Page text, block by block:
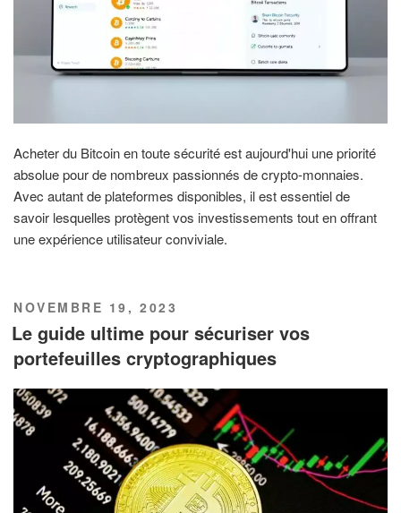
Acheter du Bitcoin en toute sécurité est aujourd'hui une priorité
absolue pour de nombreux passionnés de crypto-monnaies.
Avec autant de plateformes disponibles, il est essentiel de
savoir lesquelles protègent vos investissements tout en offrant
une expérience utilisateur conviviale.
PUBLIÉ
LE
NOVEMBRE 19, 2023
Le guide ultime pour sécuriser vos
portefeuilles cryptographiques